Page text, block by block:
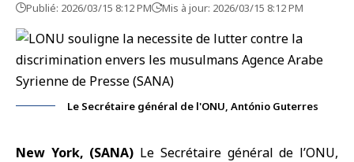
Publié: 2026/03/15 8:12 PM Mis à jour: 2026/03/15 8:12 PM
Le Secrétaire général de l'ONU, António Guterres
New York, (SANA) Le Secrétaire général de l’ONU,